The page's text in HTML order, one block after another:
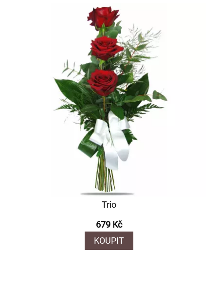
Trio
679 Kč
KOUPIT